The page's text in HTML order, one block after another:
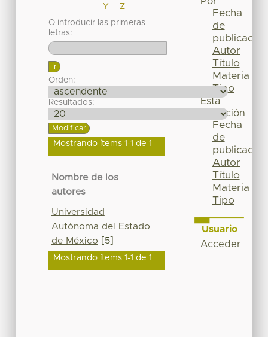
Y
Z
O introducir las primeras
letras:
Orden:
Resultados:
Mostrando ítems 1-1 de 1
Nombre de los
autores
Universidad
Autónoma del Estado
de México [5]
Mostrando ítems 1-1 de 1
Fecha
de
publicación
Autor
Título
Materia
Tipo
Esta
colección
Fecha
de
publicación
Autor
Título
Materia
Tipo
Usuario
Acceder